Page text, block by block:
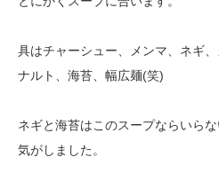
具はチャーシュー、メンマ、ネギ
ナルト、海苔、幅広麺(笑)
ネギと海苔はこのスープならいら
気がしました。